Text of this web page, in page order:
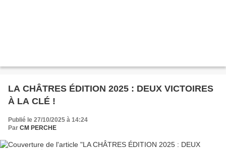
LA CHÂTRES ÉDITION 2025 : DEUX VICTOIRES
À LA CLÉ !
Publié le 27/10/2025 à 14:24
Par CM PERCHE